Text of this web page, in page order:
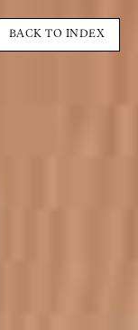
BACK TO INDEX